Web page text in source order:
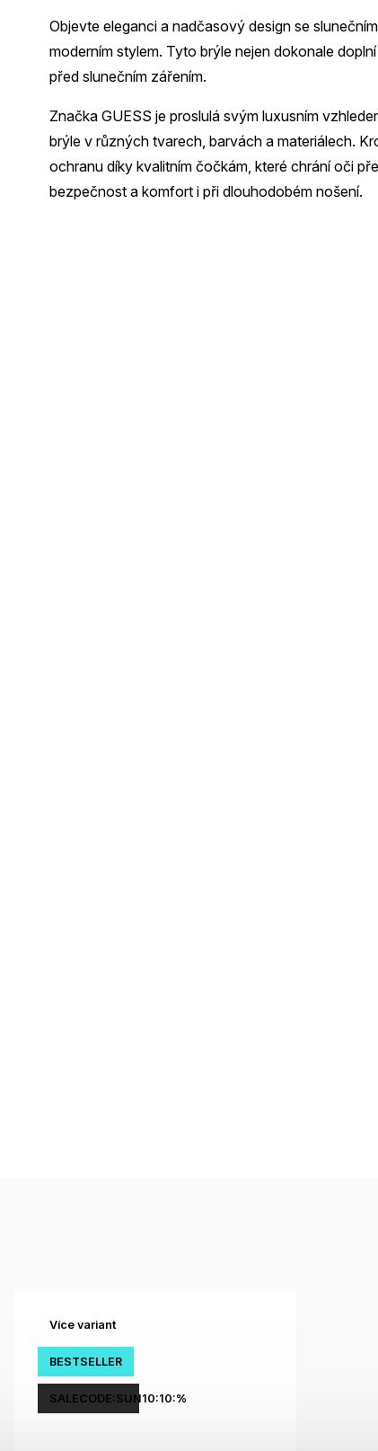
Objevte eleganci a nadčasový design se
moderním stylem. Tyto brýle nejen dokonale
před slunečním zářením.
Značka GUESS je proslulá svým luxusním
brýle v různých tvarech, barvách a materiálech.
ochranu díky kvalitním čočkám, které chrání oči
bezpečnost a komfort i při dlouhodobém nošení.
Více variant
BESTSELLER
SALECODE:SUN10:10:%